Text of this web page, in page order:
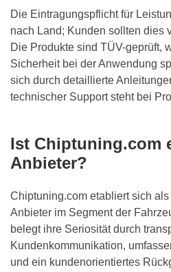
Die Eintragungspflicht für
nach Land; Kunden sollten dies
Die Produkte sind TÜV-geprüft,
Sicherheit bei der Anwendung
sich durch detaillierte
technischer Support steht bei
Ist Chiptuning.com
Anbieter?
Chiptuning.com etabliert sich
Anbieter im Segment der
belegt ihre Seriosität durch
Kundenkommunikation,
und ein kundenorientiertes